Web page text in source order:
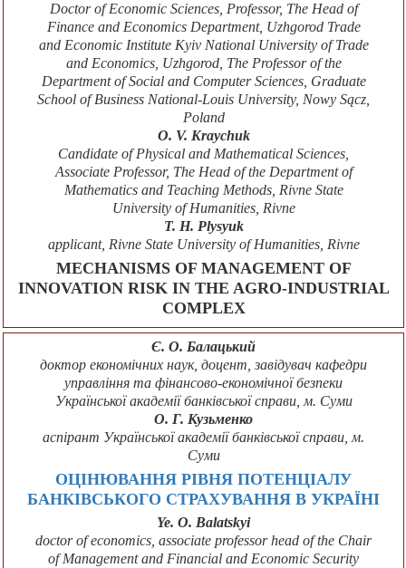
Doctor of Economic Sciences, Professor, The Head of
Finance and Economics Department, Uzhgorod Trade
and Economic Institute Kyiv National University of Trade
and Economics, Uzhgorod, The Professor of the
Department of Social and Computer Sciences, Graduate
School of Business National-Louis University, Nowy Sącz,
Poland
O. V. Kraychuk
Candidate of Physical and Mathematical Sciences,
Associate Professor, The Head of the Department of
Mathematics and Teaching Methods, Rivne State
University of Humanities, Rivne
T. H. Plysyuk
applicant, Rivne State University of Humanities, Rivne
MECHANISMS OF MANAGEMENT OF
INNOVATION RISK IN THE AGRO-INDUSTRIAL
COMPLEX
Є. О. Балацький
доктор економічних наук, доцент, завідувач кафедри
управління та фінансово-економічної безпеки
Української академії банківської справи, м. Суми
О. Г. Кузьменко
аспірант Української академії банківської справи, м.
Суми
ОЦІНЮВАННЯ РІВНЯ ПОТЕНЦІАЛУ
БАНКІВСЬКОГО СТРАХУВАННЯ В УКРАЇНІ
Ye. О. Balatskyi
doctor of economics, associate professor head of the Chair
of Management and Financial and Economic Security